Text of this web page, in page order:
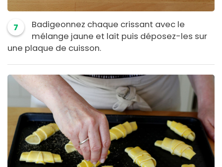
7
Badigeonnez chaque crissant avec le
mélange jaune et lait puis déposez-les sur
une plaque de cuisson.